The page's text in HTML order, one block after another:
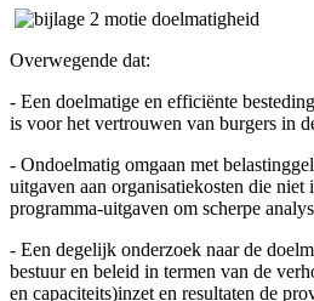
Overwegende dat:
- Een doelmatige en efficiënte
is voor het vertrouwen van burgers in
- Ondoelmatig omgaan met
uitgaven aan organisatiekosten die niet
programma-uitgaven om scherpe
- Een degelijk onderzoek naar de
bestuur en beleid in termen van de
en capaciteits)inzet en resultaten de